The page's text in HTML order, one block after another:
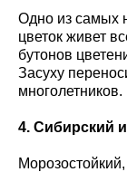
Одно из самых
цветок живет
бутонов
Засуху
многолетников.
4. Сибирский